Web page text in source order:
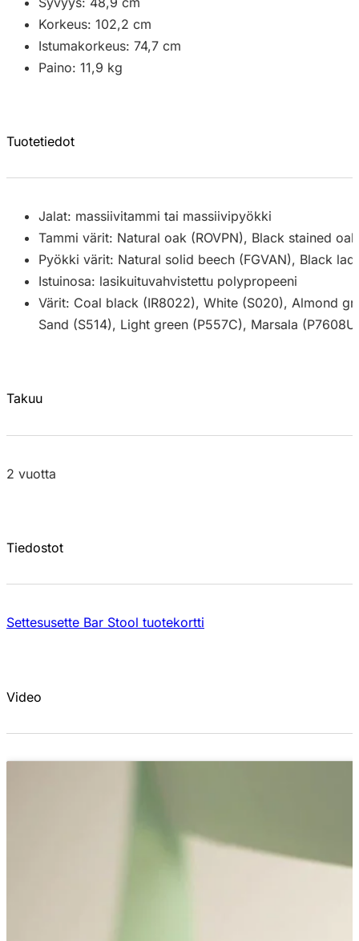
Korkeus: 102,2 cm
Istumakorkeus: 74,7 cm
Paino: 11,9 kg
Tuotetiedot
Jalat: massiivitammi tai massiivipyökki
Tammi värit: Natural oak (ROVPN), Black stained
Pyökki värit: Natural solid beech (FGVAN), Black
Istuinosa: lasikuituvahvistettu polypropeeni
Värit: Coal black (IR8022), White (S020), Almond
Sand (S514), Light green (P557C), Marsala
Takuu
2 vuotta
Tiedostot
Settesusette Bar Stool tuotekortti
Video